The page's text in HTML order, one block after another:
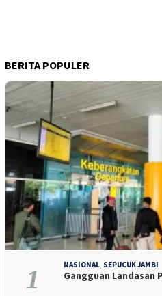
BERITA POPULER
1 NASIONAL, SEPUCUK JAMBI
Gangguan Landasan